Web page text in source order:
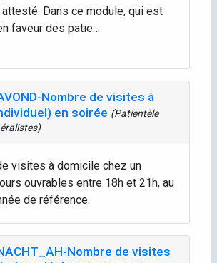
attesté. Dans ce module, qui est
faveur des patie…
Nombre de visites à
en soirée (Patientèle
visites à domicile chez un
ouvrables entre 18h et 21h, au
de référence.
Nombre de visites